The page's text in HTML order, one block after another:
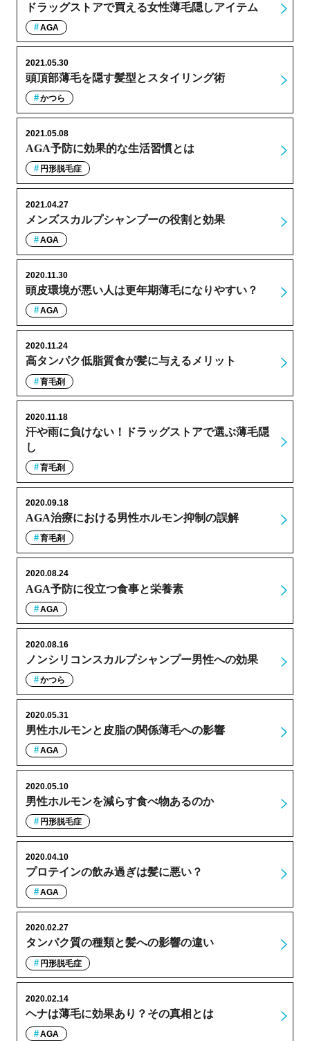
ドラッグストアで買える女性薄毛隠しアイテム
AGA
頭頂部薄毛を隠す髪型とスタイリング術
2021.05.30
かつら
AGA予防に効果的な生活習慣とは
2021.05.08
円形脱毛症
メンズスカルプシャンプーの役割と効果
2021.04.27
AGA
頭皮環境が悪い人は更年期薄毛になりやすい？
2020.11.30
AGA
高タンパク低脂質食が髪に与えるメリット
2020.11.24
育毛剤
汗や雨に負けない！ドラッグストアで選ぶ薄毛隠
し
2020.11.18
育毛剤
AGA治療における男性ホルモン抑制の誤解
2020.09.18
育毛剤
AGA予防に役立つ食事と栄養素
2020.08.24
AGA
ノンシリコンスカルプシャンプー男性への効果
2020.08.16
かつら
男性ホルモンと皮脂の関係薄毛への影響
2020.05.31
AGA
男性ホルモンを減らす食べ物あるのか
2020.05.10
円形脱毛症
プロテインの飲み過ぎは髪に悪い？
2020.04.10
AGA
タンパク質の種類と髪への影響の違い
2020.02.27
円形脱毛症
ヘナは薄毛に効果あり？その真相とは
2020.02.14
AGA